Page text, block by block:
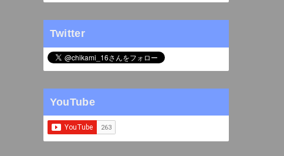
Twitter
YouTube